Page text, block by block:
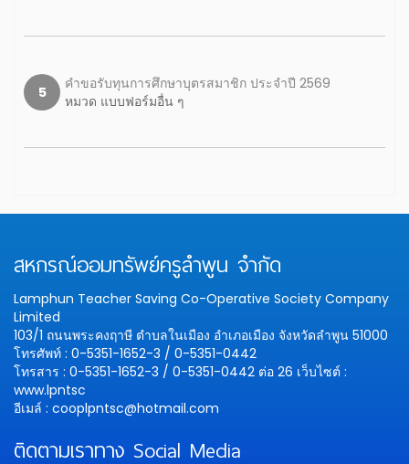
5
คำขอรับทุนการศึกษาบุตรสมาชิก ประจำปี 2569
หมวด แบบฟอร์มอื่น ๆ
สหกรณ์ออมทรัพย์ครูลำพูน จำกัด
Lamphun Teacher Saving Co-Operative Society Company
Limited
103/1 ถนนพระคงฤาษี ตำบลในเมือง อำเภอเมือง จังหวัดลำพูน 51000
โทรศัพท์ : 0-5351-1652-3 / 0-5351-0442
โทรสาร : 0-5351-1652-3 / 0-5351-0442 ต่อ 26 เว็บไซต์ :
www.lpntsc
อีเมล์ : cooplpntsc@hotmail.com
ติดตามเราทาง Social Media